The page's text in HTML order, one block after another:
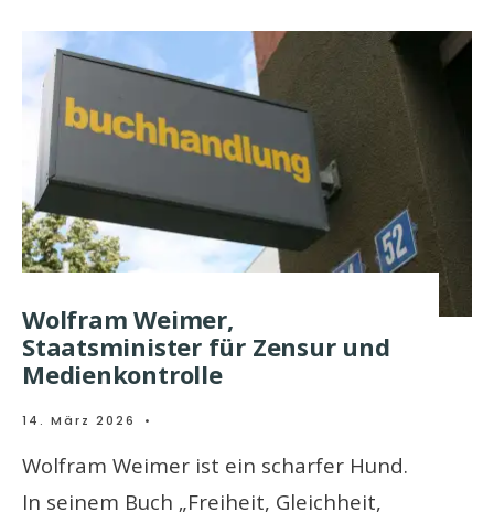
Wolfram Weimer,
Staatsminister für Zensur und
Medienkontrolle
14. März 2026 •
Wolfram Weimer ist ein scharfer Hund.
In seinem Buch „Freiheit, Gleichheit,